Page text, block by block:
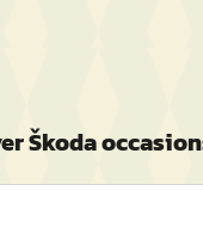
Škoda